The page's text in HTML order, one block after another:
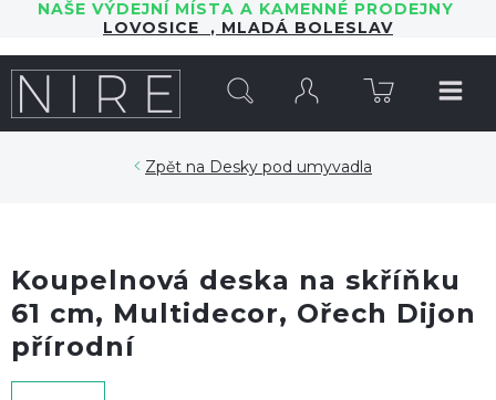
NAŠE VÝDEJNÍ MÍSTA A KAMENNÉ PRODEJNY
LOVOSICE , MLADÁ BOLESLAV
Desky pod umyvadla
Koupelnová deska na skříňku
61 cm, Multidecor, Ořech Dijon
přírodní